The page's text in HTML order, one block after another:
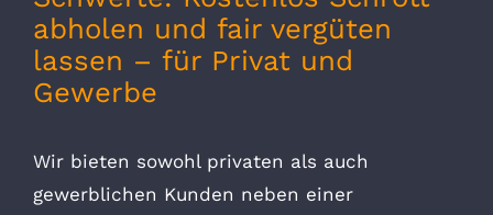
abholen und fair vergüten
lassen – für Privat und
Gewerbe
Wir bieten sowohl privaten als auch
gewerblichen Kunden neben einer